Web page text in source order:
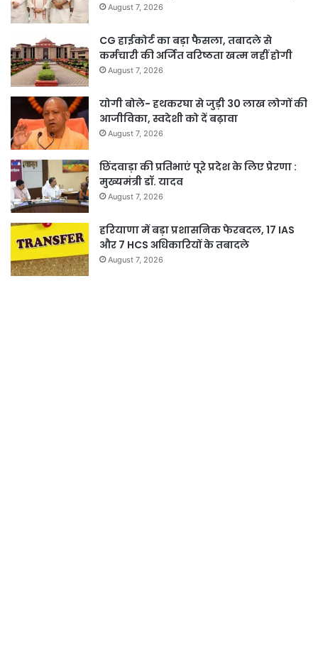
August 7, 2026
CG हाईकोर्ट का बड़ा फैसला, तबादले से
कर्मचारी की अर्जित वरिष्ठता खत्म नहीं होगी
August 7, 2026
योगी बोले- हथकरघा से जुड़ी 30 लाख लोगों की
आजीविका, स्वदेशी को दें बढ़ावा
August 7, 2026
छिंदवाड़ा की प्रतिभाएं पूरे प्रदेश के लिए प्रेरणा :
मुख्यमंत्री डॉ. यादव
August 7, 2026
हरियाणा में बड़ा प्रशासनिक फेरबदल, 17 IAS
और 7 HCS अधिकारियों के तबादले
August 7, 2026